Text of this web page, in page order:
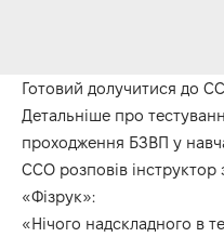
Готовий долучитися до
Детальніше про
проходження БЗВП у
ССО розповів інструктор
«Фізрук»:
«Нічого надскладного в